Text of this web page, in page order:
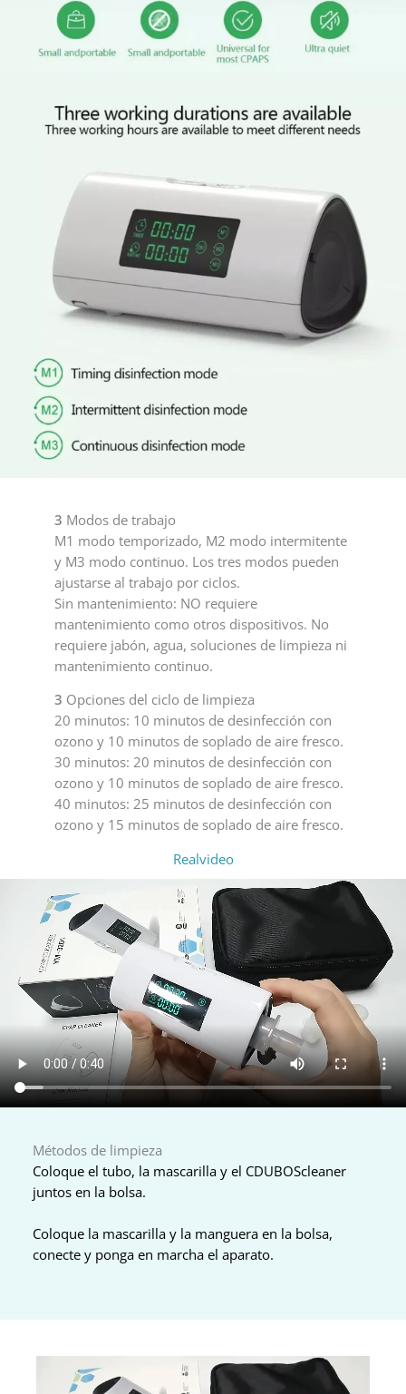
3 Modos de trabajo
M1 modo temporizado, M2 modo intermitente
y M3 modo continuo. Los tres modos pueden
ajustarse al trabajo por ciclos.
Sin mantenimiento: NO requiere
mantenimiento como otros dispositivos. No
requiere jabón, agua, soluciones de limpieza ni
mantenimiento continuo.
3 Opciones del ciclo de limpieza
20 minutos: 10 minutos de desinfección con
ozono y 10 minutos de soplado de aire fresco.
30 minutos: 20 minutos de desinfección con
ozono y 10 minutos de soplado de aire fresco.
40 minutos: 25 minutos de desinfección con
ozono y 15 minutos de soplado de aire fresco.
Realvideo
Métodos de limpieza
Coloque el tubo, la mascarilla y el CDUBOScleaner
juntos en la bolsa.
Coloque la mascarilla y la manguera en la bolsa,
conecte y ponga en marcha el aparato.